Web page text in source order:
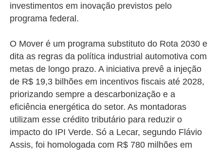
investimentos em inovação previstos pelo
programa federal.
O Mover é um programa substituto do Rota 2030 e
dita as regras da política industrial automotiva com
metas de longo prazo. A iniciativa prevê a injeção
de R$ 19,3 bilhões em incentivos fiscais até 2028,
priorizando sempre a descarbonização e a
eficiência energética do setor. As montadoras
utilizam esse crédito tributário para reduzir o
impacto do IPI Verde. Só a Lecar, segundo Flávio
Assis, foi homologada com R$ 780 milhões em